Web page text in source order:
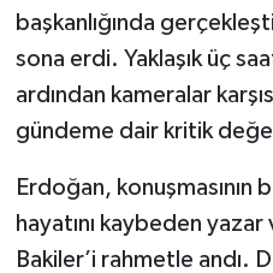
başkanlığında
sona erdi. Yaklaşık üç
ardından kameralar
gündeme dair kritik
Erdoğan, konuşmasının
hayatını kaybeden
Bakiler’i rahmetle andı.